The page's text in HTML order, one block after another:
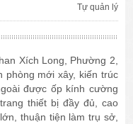
Tự quản lý
Xích Long, Phường 2,
phòng mới xây, kiến trúc
được ốp kính cường
thiết bị đầy đủ, cao
thuận tiện làm trụ sở,